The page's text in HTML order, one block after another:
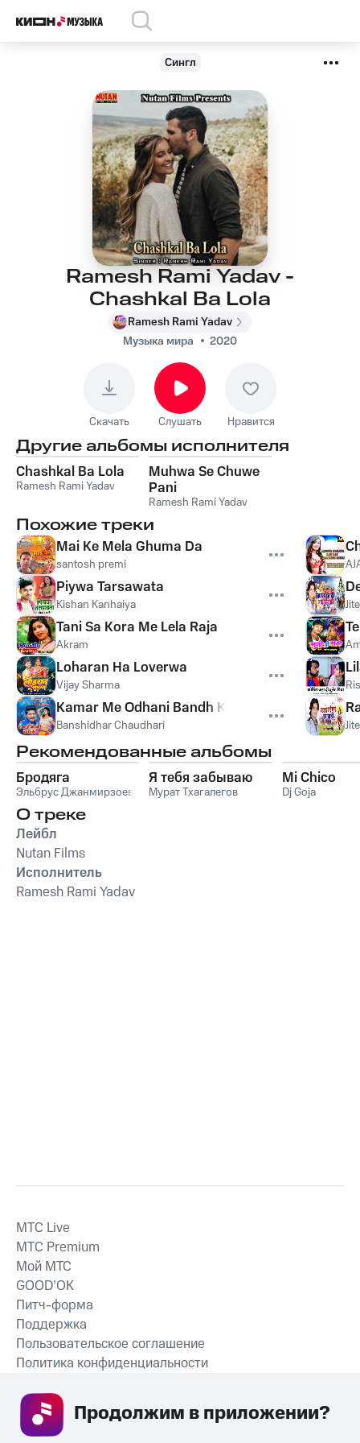
Сингл
Ramesh Rami Yadav -
Chashkal Ba Lola
Ramesh Rami Yadav
Музыка мира
2020
Скачать Слушать Нравится
Другие альбомы исполнителя
Chashkal Ba Lola
Ramesh Rami Yadav
Muhwa Se Chuwe
Pani
Ramesh Rami Yadav
Похожие треки
Mai Ke Mela Ghuma Da
santosh premi
Piywa Tarsawata
Kishan Kanhaiya
Tani Sa Kora Me Lela Raja
Akram
Loharan Ha Loverwa
Vijay Sharma
Kamar Me Odhani Bandh Ke
Banshidhar Chaudhari
Рекомендованные альбомы
Бродяга
Эльбрус Джанмирзоев
Я тебя забываю
Мурат Тхагалегов
Mi Chico
Dj Goja
О треке
Лейбл
Nutan Films
Исполнитель
Ramesh Rami Yadav
СКАЧАТЬ ПРИЛОЖЕНИЕ
MTС Live
MTС Premium
Мой МТС
GOOD’OK
Питч-форма
Поддержка
Пользовательское соглашение
Политика конфиденциальности